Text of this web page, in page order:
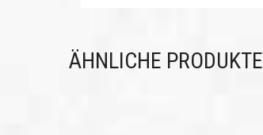
ÄHNLICHE PRODUKTE